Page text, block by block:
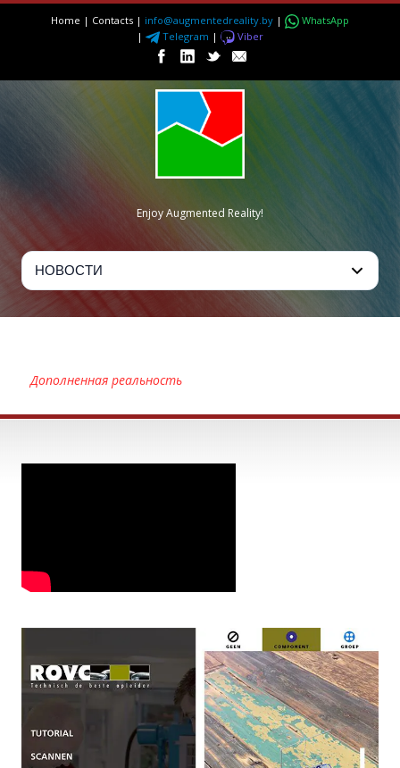
Home | Contacts | info@augmentedreality.by |
WhatsApp
|
Telegram | Viber
Enjoy Augmented Reality!
Дополненная реальность